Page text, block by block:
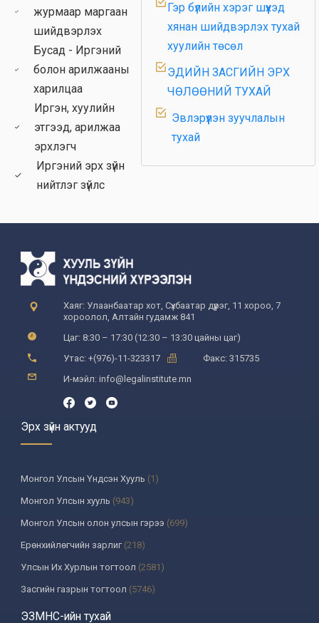
журмаар маргаан
шийдвэрлэх
Бусад - Иргэний
болон арилжааны
харилцаа
Иргэн, хуулийн
этгээд, арилжаа
эрхлэгч
Иргэний эрх зүйн
нийтлэг зүйлс
Гэр бүлийн хэрэг шүүхэд
хянан шийдвэрлэх тухай
хуулийн төсөл
ЭДИЙН ЗАСГИЙН ЭРХ
ЧӨЛӨӨНИЙ ТУХАЙ
Эвлэрүүлэн зуучлалын
тухай
ЭВЛЭРҮҮЛЭН
ГЭР БҮЛИЙН ТУХАЙ /
Мансууруулах эм,
сэтгэцэд нөлөөт
бодисын эргэлтэнд
хяналт тавих тухай
БАЙШИНГИЙН
Хаяг: Улаанбаатар хот, Сүхбаатар дүүрэг, 11 хороо, 7
хороолол, Алтайн гудамж 841
Цаг: 8:30 – 17:30 (12:30 – 13:30 цайны цаг)
Утас: +(976)-11-323317
Факс: 315735
И-мэйл: info@legalinstitute.mn
Эрх зүйн актууд
Монгол Улсын Үндсэн Хууль (1)
Монгол Улсын хууль (943)
Монгол Улсын олон улсын гэрээ (699)
Ерөнхийлөгчийн зарлиг(218)
Улсын Их Хурлын тогтоол (2581)
Засгийн газрын тогтоол (5746)
Үндсэн хуулийн цэцийн шийдвэр
ЭЗМНС-ийн тухай